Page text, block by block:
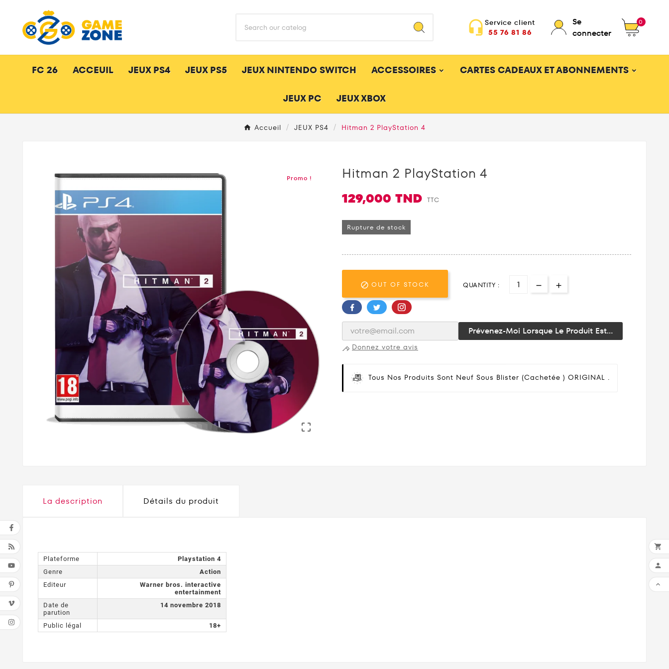
headset_mic Service client
55 76 81 86
Se
connecter
0
FC 26 ACCEUIL JEUX PS4 JEUX PS5 JEUX NINTENDO SWITCH ACCESSOIRES CARTES CADEAUX ET ABONNEMENTS
JEUX PC JEUX XBOX
Accueil JEUX PS4 Hitman 2 PlayStation 4
Promo !

Hitman 2 PlayStation 4
129,000 TND TTC
Rupture de stock
 OUT OF STOCK QUANTITY :
Prévenez-Moi Lorsque Le Produit Est...
Donnez votre avis
Tous Nos Produits Sont Neuf Sous Blister (cachetée ) ORIGINAL .
La description Détails du produit
Plateforme
Playstation 4
Genre
Action
Editeur
Warner bros. interactive
entertainment
Date de
parution
14 novembre 2018
Public légal 18+


